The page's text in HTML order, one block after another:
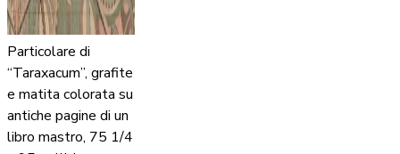
Particolare di
“Taraxacum”, grafite
e matita colorata su
antiche pagine di un
libro mastro, 75 1/4